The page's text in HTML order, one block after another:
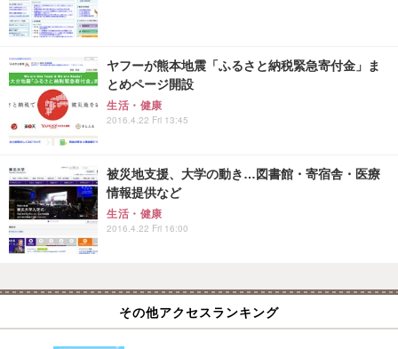
ヤフーが熊本地震「ふるさと納税緊急寄付金」ま
とめページ開設
生活・健康
2016.4.22 Fri 13:45
被災地支援、大学の動き…図書館・寄宿舎・医療
情報提供など
生活・健康
2016.4.22 Fri 16:00
その他アクセスランキング